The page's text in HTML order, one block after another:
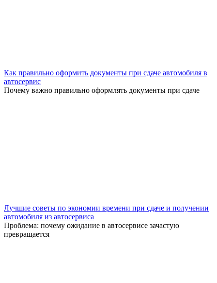
Как правильно оформить документы при сдаче автомобиля в
автосервис
Почему важно правильно оформлять документы при сдаче
Лучшие советы по экономии времени при сдаче и получении
автомобиля из автосервиса
Проблема: почему ожидание в автосервисе зачастую
превращается